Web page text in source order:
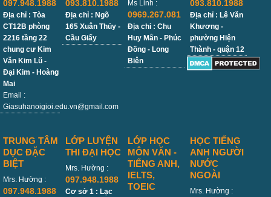
097.948.1988
Địa chỉ : Tòa
CT12B phòng
2216 tầng 22
chung cư Kim
Văn Kim Lũ -
Đại Kim - Hoàng
Mai
Email :
Giasuhanoigioi.edu.vn@gmail.com
093.810.1988
Địa chỉ : Ngõ
165 Xuân Thủy -
Cầu Giấy
Ms Linh :
0969.267.081
Địa chỉ : Chu
Huy Mân - Phúc
Đồng - Long
Biên
093.810.1988
Địa chỉ : Lê Văn
Khương -
phường Hiện
Thành - quận 12
TRUNG TÂM
DỤC ĐẶC
BIỆT
Mrs. Hường :
097.948.1988
LỚP LUYỆN
THI ĐẠI HỌC
Mrs. Hường :
097.948.1988
Cơ sở 1 : Lạc
LỚP HỌC
MÔN VĂN -
TIẾNG ANH,
IELTS,
TOEIC
HỌC TIẾNG
ANH NGƯỜI
NƯỚC
NGOÀI
Mrs. Hường :